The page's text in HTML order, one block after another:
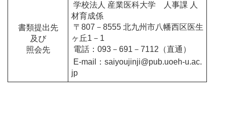
書類提出先
及び
照会先
学校法人 産業医科大学 人事課 人
材育成係
〒807－8555 北九州市八幡西区医生
ヶ丘1－1
電話：093－691－7112（直通）
E-mail：saiyoujinji@pub.uoeh-u.ac.
jp